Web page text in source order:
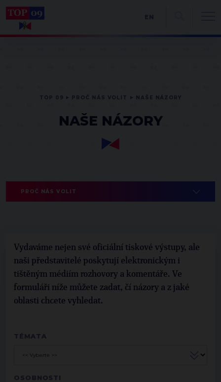
NAŠE NÁZORY
PROČ NÁS VOLIT
Vydaváme nejen své oficiální tiskové výstupy, ale
naši představitelé poskytují elektronickým i
tištěným médiím rozhovory a komentáře. Ve
formuláři níže můžete zadat, čí názory a z jaké
oblasti chcete vyhledat.
TÉMATA
OSOBNOSTI